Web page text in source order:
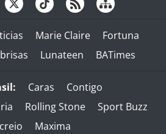
Marie Claire
Fortuna
Lunateen BATimes
Caras
Contigo
Rolling Stone
Sport Buzz
Maxima